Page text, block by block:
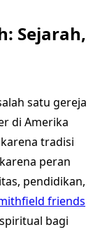
Sejarah,
satu gereja
di Amerika
tradisi
peran
pendidikan,
friends
bagi